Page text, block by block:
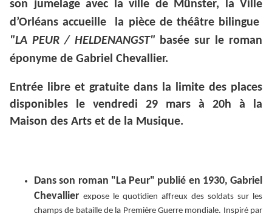
son jumelage avec la ville de Münster, la Ville
d’Orléans accueille la pièce de théâtre bilingue
"LA PEUR / HELDENANGST" basée sur le roman
éponyme de Gabriel Chevallier.
Entrée libre et gratuite dans la limite des places
disponibles le vendredi 29 mars à 20h à la
Maison des Arts et de la Musique.
Dans son roman "La Peur" publié en 1930, Gabriel
Chevallier expose le quotidien affreux des soldats sur les
champs de bataille de la Première Guerre mondiale. Inspiré par